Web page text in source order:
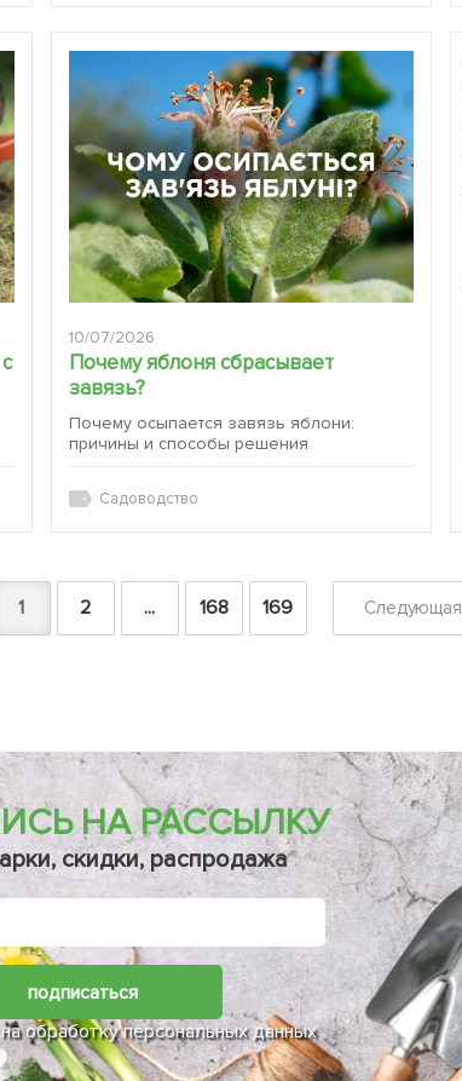
10/07/2026
Почему яблоня сбрасывает
завязь?
Почему осыпается завязь яблони:
причины и способы решения
Садоводство
1 2 ... 168 169 Cледующая
НА РАССЫЛКУ
скидки, распродажа
подписаться
обработку персональных данных